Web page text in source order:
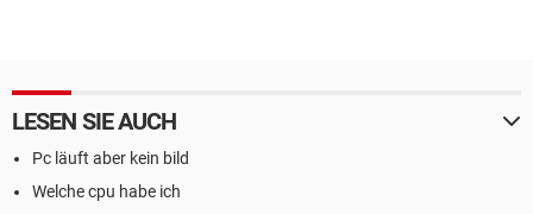
LESEN SIE AUCH
Pc läuft aber kein bild
Welche cpu habe ich